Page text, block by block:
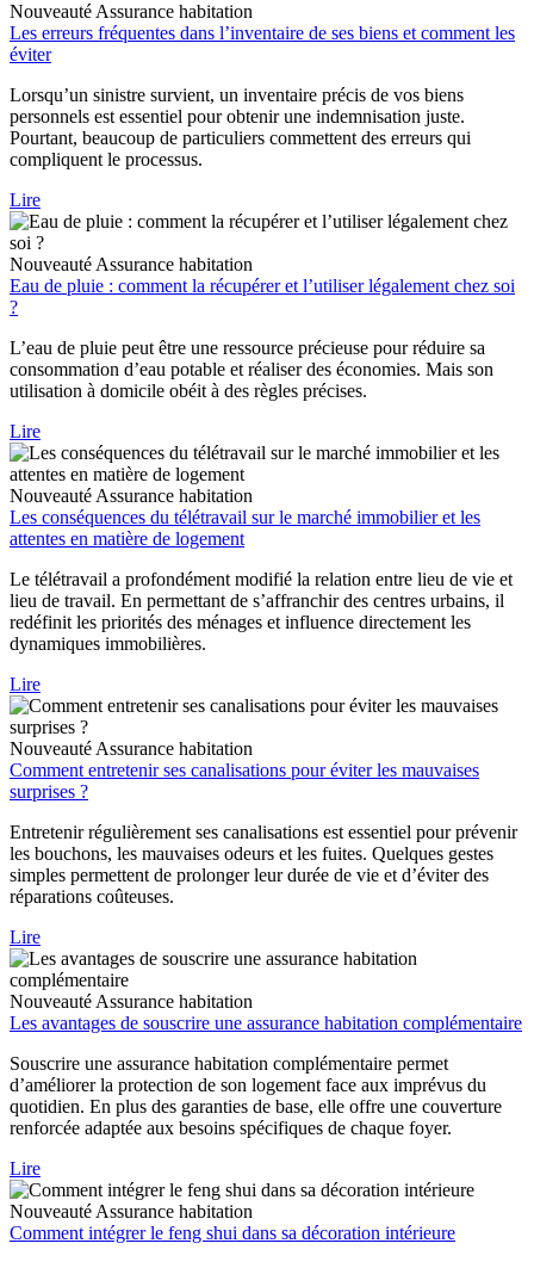
Nouveauté Assurance habitation
Les erreurs fréquentes dans l’inventaire de ses biens et comment les
éviter
Lorsqu’un sinistre survient, un inventaire précis de vos biens
personnels est essentiel pour obtenir une indemnisation juste.
Pourtant, beaucoup de particuliers commettent des erreurs qui
compliquent le processus.
Lire
Nouveauté Assurance habitation
Eau de pluie : comment la récupérer et l’utiliser légalement chez soi
?
L’eau de pluie peut être une ressource précieuse pour réduire sa
consommation d’eau potable et réaliser des économies. Mais son
utilisation à domicile obéit à des règles précises.
Lire
Nouveauté Assurance habitation
Les conséquences du télétravail sur le marché immobilier et les
attentes en matière de logement
Le télétravail a profondément modifié la relation entre lieu de vie et
lieu de travail. En permettant de s’affranchir des centres urbains, il
redéfinit les priorités des ménages et influence directement les
dynamiques immobilières.
Lire
Nouveauté Assurance habitation
Comment entretenir ses canalisations pour éviter les mauvaises
surprises ?
Entretenir régulièrement ses canalisations est essentiel pour prévenir
les bouchons, les mauvaises odeurs et les fuites. Quelques gestes
simples permettent de prolonger leur durée de vie et d’éviter des
réparations coûteuses.
Lire
Nouveauté Assurance habitation
Les avantages de souscrire une assurance habitation complémentaire
Souscrire une assurance habitation complémentaire permet
d’améliorer la protection de son logement face aux imprévus du
quotidien. En plus des garanties de base, elle offre une couverture
renforcée adaptée aux besoins spécifiques de chaque foyer.
Lire
Nouveauté Assurance habitation
Comment intégrer le feng shui dans sa décoration intérieure